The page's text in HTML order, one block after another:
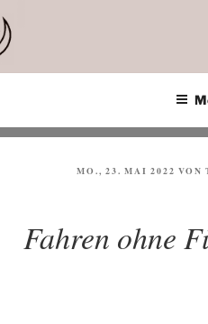
Inhalt
springen
VERÖFFENTLICHT
MO., 23. MAI 2022 VON
Fahren ohne